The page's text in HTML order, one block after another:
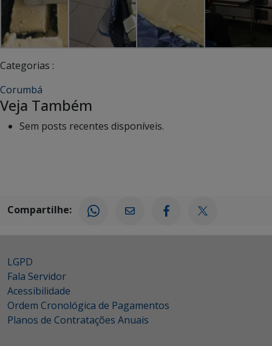
Categorias :
Corumbá
Veja Também
Sem posts recentes disponíveis.
Compartilhe:
LGPD
Fala Servidor
Acessibilidade
Ordem Cronológica de Pagamentos
Planos de Contratações Anuais